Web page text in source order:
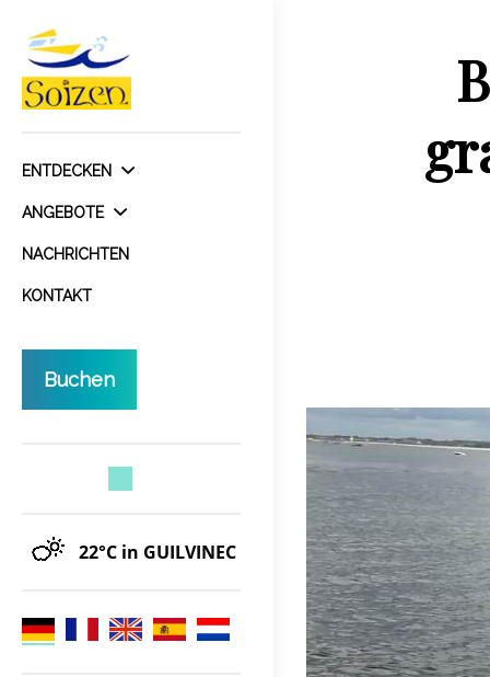
ENTDECKEN
ANGEBOTE
NACHRICHTEN
KONTAKT
Buchen
22°C in GUILVINEC